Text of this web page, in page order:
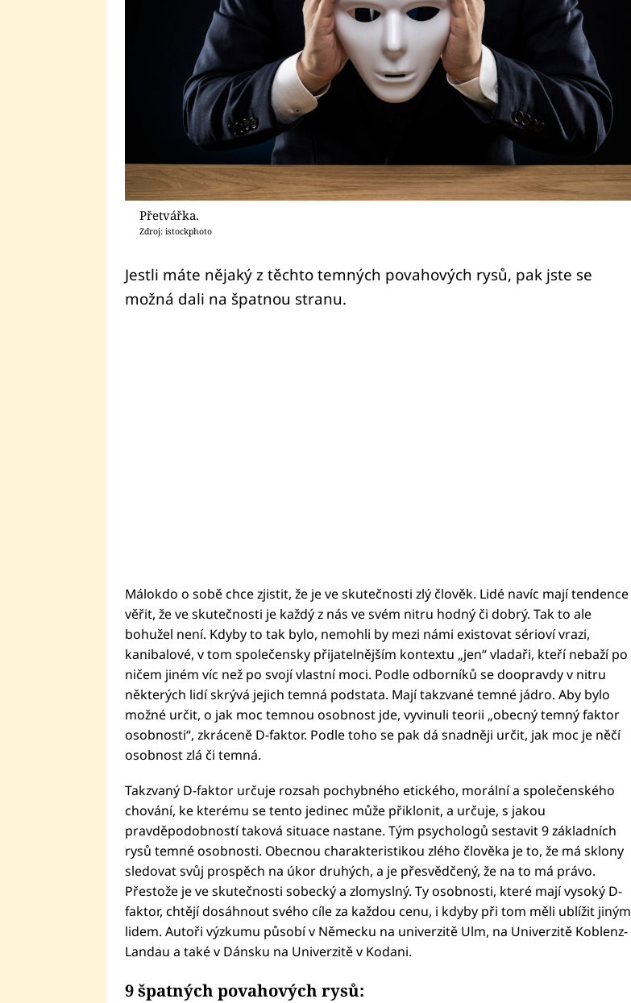
Přetvářka.
Zdroj: istockphoto
Jestli máte nějaký z těchto temných povahových rysů, pak jste se
možná dali na špatnou stranu.
Málokdo o sobě chce zjistit, že je ve skutečnosti zlý člověk. Lidé navíc mají tendence
věřit, že ve skutečnosti je každý z nás ve svém nitru hodný či dobrý. Tak to ale
bohužel není. Kdyby to tak bylo, nemohli by mezi námi existovat sérioví vrazi,
kanibalové, v tom společensky přijatelnějším kontextu „jen“ vladaři, kteří nebaží po
ničem jiném víc než po svojí vlastní moci. Podle odborníků se doopravdy v nitru
některých lidí skrývá jejich temná podstata. Mají takzvané temné jádro. Aby bylo
možné určit, o jak moc temnou osobnost jde, vyvinuli teorii „obecný temný faktor
osobnosti“, zkráceně D-faktor. Podle toho se pak dá snadněji určit, jak moc je něčí
osobnost zlá či temná.
Takzvaný D-faktor určuje rozsah pochybného etického, morální a společenského
chování, ke kterému se tento jedinec může přiklonit, a určuje, s jakou
pravděpodobností taková situace nastane. Tým psychologů sestavit 9 základních
rysů temné osobnosti. Obecnou charakteristikou zlého člověka je to, že má sklony
sledovat svůj prospěch na úkor druhých, a je přesvědčený, že na to má právo.
Přestože je ve skutečnosti sobecký a zlomyslný. Ty osobnosti, které mají vysoký D-
faktor, chtějí dosáhnout svého cíle za každou cenu, i kdyby při tom měli ublížit jiným
lidem. Autoři výzkumu působí v Německu na univerzitě Ulm, na Univerzitě Koblenz-
Landau a také v Dánsku na Univerzitě v Kodani.
9 špatných povahových rysů: